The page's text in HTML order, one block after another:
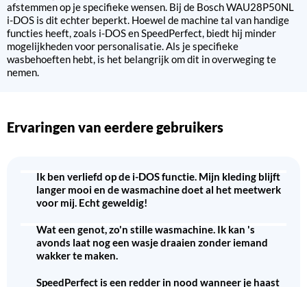
afstemmen op je specifieke wensen. Bij de Bosch WAU28P50NL
i-DOS is dit echter beperkt. Hoewel de machine tal van handige
functies heeft, zoals i-DOS en SpeedPerfect, biedt hij minder
mogelijkheden voor personalisatie. Als je specifieke
wasbehoeften hebt, is het belangrijk om dit in overweging te
nemen.
Ervaringen van eerdere gebruikers
Ik ben verliefd op de i-DOS functie. Mijn kleding blijft
langer mooi en de wasmachine doet al het meetwerk
voor mij. Echt geweldig!
Wat een genot, zo'n stille wasmachine. Ik kan 's
avonds laat nog een wasje draaien zonder iemand
wakker te maken.
SpeedPerfect is een redder in nood wanneer je haast